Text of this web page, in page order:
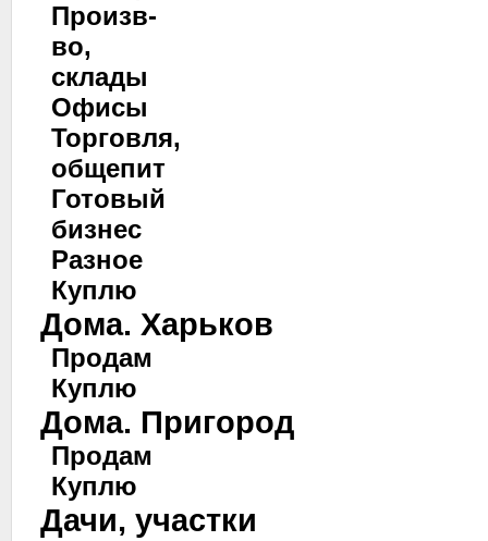
Произв-
во,
склады
Офисы
Торговля,
общепит
Готовый
бизнес
Разное
Куплю
Дома. Харьков
Продам
Куплю
Дома. Пригород
Продам
Куплю
Дачи, участки